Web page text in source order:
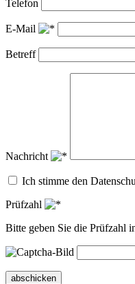
Telefon
E-Mail
Betreff
Nachricht
Ich stimme den
Prüfzahl
Bitte geben Sie die Prüfzahl
abschicken